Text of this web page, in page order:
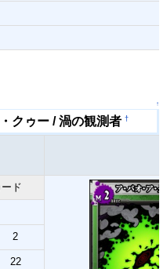
↑
クゥー / 渦の観測者 †
ド
2
22